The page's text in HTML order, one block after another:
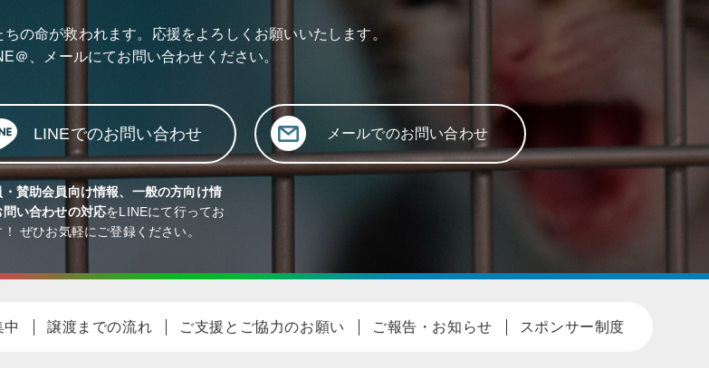
の命が救われます。応援をよろしくお願いいたします。
＠、メールにてお問い合わせください。
LINEでのお問い合わせ
・賛助会員向け情報、一般の方向け情
問い合わせの対応をLINEにて行ってお
！ ぜひお気軽にご登録ください。
メールでのお問い合わせ
中 譲渡までの流れ ご支援とご協力のお願い ご報告・お知らせ スポンサー制度